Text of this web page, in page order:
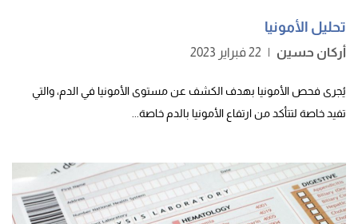
تحليل الأمونيا
أركان حسين | 22 فبراير 2023
يُجرى فحص الأمونيا بهدف الكشف عن مستوى الأمونيا في الدم، والتي
تفيد خاصة لتتأكد من ارتفاع الأمونيا بالدم خاصة...